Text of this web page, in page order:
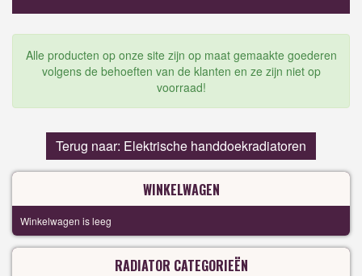
Alle producten op onze site zijn op maat gemaakte goederen
volgens de behoeften van de klanten en ze zijn niet op
voorraad!
Terug naar: Elektrische handdoekradiatoren
WINKELWAGEN
Winkelwagen is leeg
RADIATOR CATEGORIEËN